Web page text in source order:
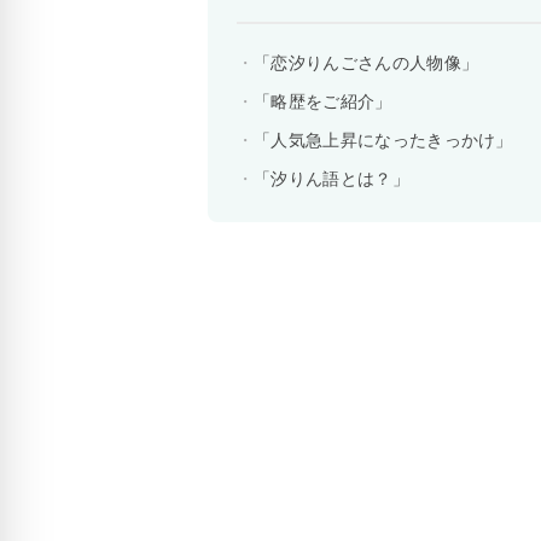
「恋汐りんごさんの人物像」
「略歴をご紹介」
「人気急上昇になったきっかけ」
「汐りん語とは？」